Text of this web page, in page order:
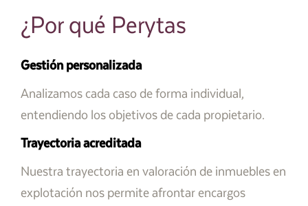
¿Por qué Perytas
Gestión personalizada
Analizamos cada caso de forma individual,
entendiendo los objetivos de cada propietario.
Trayectoria acreditada
Nuestra trayectoria en valoración de inmuebles en
explotación nos permite afrontar encargos